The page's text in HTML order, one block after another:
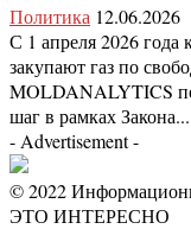
Политика 12.06.2026
С 1 апреля 2026 года
закупают газ по
MOLDANALYTICS
шаг в рамках Закона...
- Advertisement -
© 2022
ЭТО ИНТЕРЕСНО